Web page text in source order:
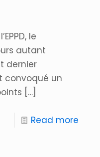
le
autant
dernier
convoqué un
[…]
Read more